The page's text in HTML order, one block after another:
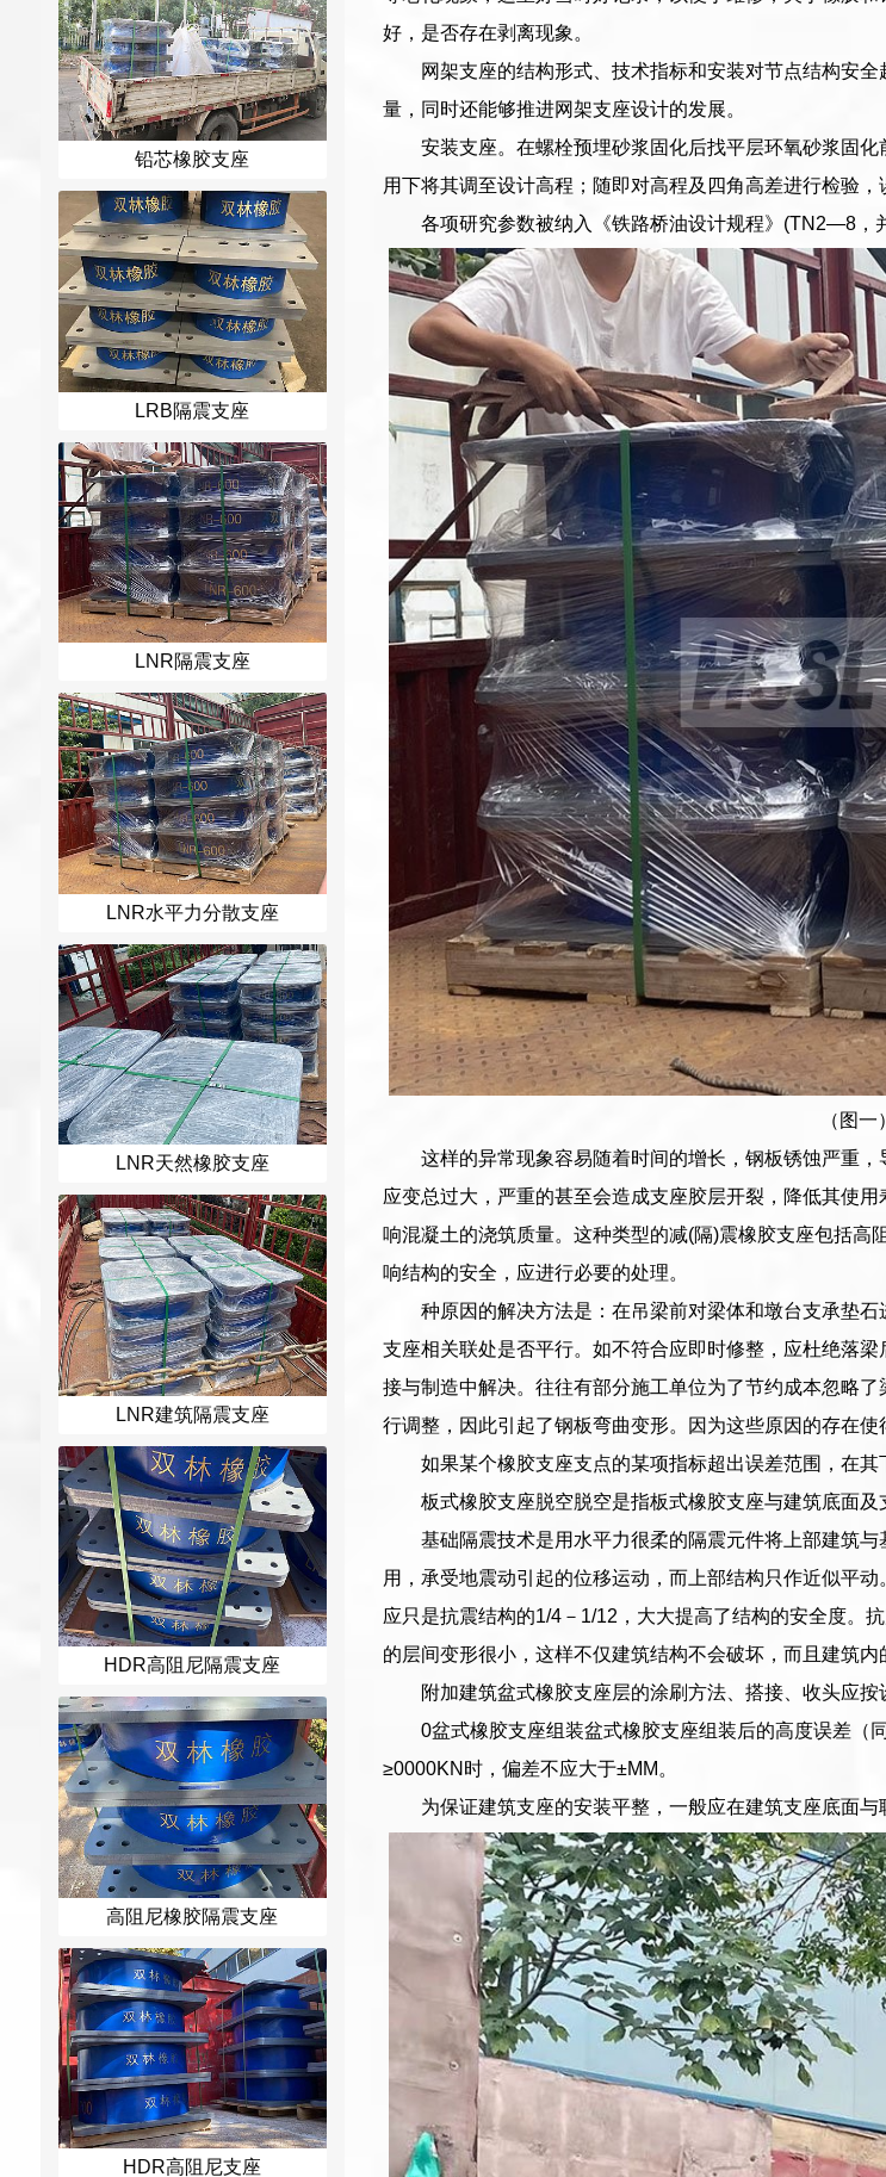
铅芯橡胶支座
LRB隔震支座
LNR隔震支座
LNR水平力分散支座
LNR天然橡胶支座
LNR建筑隔震支座
HDR高阻尼隔震支座
高阻尼橡胶隔震支座
HDR高阻尼支座
好，是否存在剥离现象。
网架支座的结构形式、技术指标和安装对节点结构安
量，同时还能够推进网架支座设计的发展。
安装支座。在螺栓预埋砂浆固化后找平层环氧砂浆固
用下将其调至设计高程；随即对高程及四角高差进行检验，
各项研究参数被纳入《铁路桥油设计规程》(TN2—8，
（图
这样的异常现象容易随着时间的增长，钢板锈蚀严重
应变总过大，严重的甚至会造成支座胶层开裂，降低其使
响混凝土的浇筑质量。这种类型的减(隔)震橡胶支座包括高
响结构的安全，应进行必要的处理。
种原因的解决方法是：在吊梁前对梁体和墩台支承垫
支座相关联处是否平行。如不符合应即时修整，应杜绝落
接与制造中解决。往往有部分施工单位为了节约成本忽略
行调整，因此引起了钢板弯曲变形。因为这些原因的存在使
如果某个橡胶支座支点的某项指标超出误差范围，在
板式橡胶支座脱空脱空是指板式橡胶支座与建筑底面
基础隔震技术是用水平力很柔的隔震元件将上部建筑
用，承受地震动引起的位移运动，而上部结构只作近似平
应只是抗震结构的1/4－1/12，大大提高了结构的安全度。
的层间变形很小，这样不仅建筑结构不会破坏，而且建筑
附加建筑盆式橡胶支座层的涂刷方法、搭接、收头应
0盆式橡胶支座组装盆式橡胶支座组装后的高度误差（
≥0000KN时，偏差不应大于±MM。
为保证建筑支座的安装平整，一般应在建筑支座底面